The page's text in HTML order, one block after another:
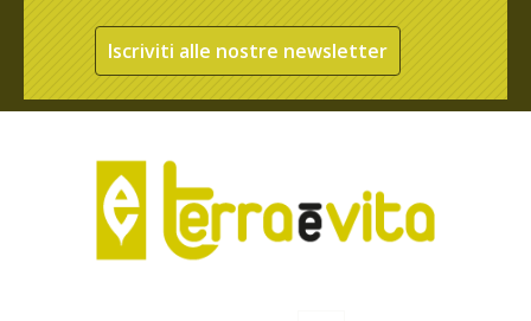
Iscriviti alle nostre newsletter